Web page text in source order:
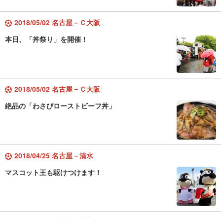
2018/05/02 名古屋－Ｃ大阪
本日、「丼祭り」を開催！
2018/05/02 名古屋－Ｃ大阪
絶品の「わさびローストビーフ丼」
2018/04/25 名古屋－清水
マスコット王も駆けつけます！